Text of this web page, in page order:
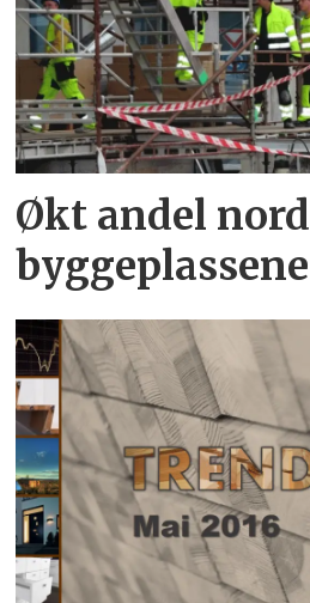
Økt andel
byggeplassene